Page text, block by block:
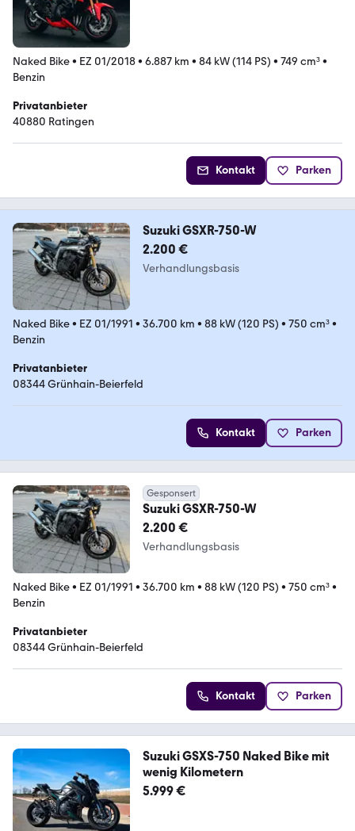
Naked Bike• EZ 01/2018• 6.887 km • 84 kW (114 PS) • 749 cm³•
Benzin
Privatanbieter
40880 Ratingen
Kontakt Parken
Suzuki GSXR-750-W
2.200 €
Verhandlungsbasis
Naked Bike• EZ 01/1991 • 36.700 km • 88 kW (120 PS) • 750 cm³•
Benzin
Privatanbieter
08344 Grünhain-Beierfeld
Kontakt Parken
Gesponsert
Suzuki GSXR-750-W
2.200 €
Verhandlungsbasis
Naked Bike• EZ 01/1991 • 36.700 km • 88 kW (120 PS) • 750 cm³•
Benzin
Privatanbieter
08344 Grünhain-Beierfeld
Kontakt Parken
Suzuki GSXS-750 Naked Bike mit
wenig Kilometern
5.999 €